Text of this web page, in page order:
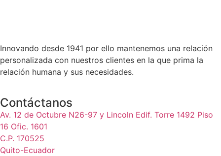
Innovando desde 1941 por ello mantenemos una relación
personalizada con nuestros clientes en la que prima la
relación humana y sus necesidades.
Contáctanos
Av. 12 de Octubre N26-97 y Lincoln Edif. Torre 1492 Piso
16 Ofic. 1601
C.P. 170525
Quito-Ecuador